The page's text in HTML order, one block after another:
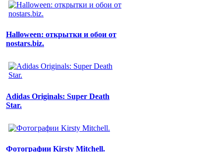
Halloween: открытки и обои от
nostars.biz.
Adidas Originals: Super Death
Star.
Фотографии Kirsty Mitchell.